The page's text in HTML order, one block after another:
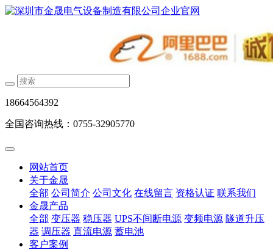
18664564392
全国咨询热线：0755-32905770
网站首页
关于金晟
全部 公司简介 公司文化 在线留言 资格认证 联系我们
金晟产品
全部 变压器 稳压器 UPS不间断电源 变频电源 隧道升压
器 调压器 直流电源 蓄电池
客户案例